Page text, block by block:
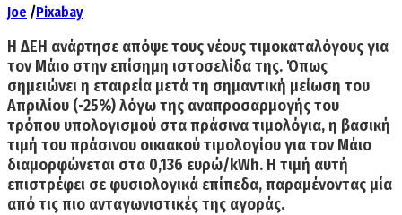
Joe /Pixabay
Η ΔΕΗ ανάρτησε απόψε τους νέους τιμοκαταλόγους για
τον Μάιο στην επίσημη ιστοσελίδα της. Όπως
σημειώνει η εταιρεία μετά τη σημαντική μείωση του
Απριλίου (-25%) λόγω της αναπροσαρμογής του
τρόπου υπολογισμού στα πράσινα τιμολόγια, η βασική
τιμή του πράσινου οικιακού τιμολογίου για τον Μάιο
διαμορφώνεται στα 0,136 ευρώ/kWh. Η τιμή αυτή
επιστρέφει σε φυσιολογικά επίπεδα, παραμένοντας μία
από τις πιο ανταγωνιστικές της αγοράς.